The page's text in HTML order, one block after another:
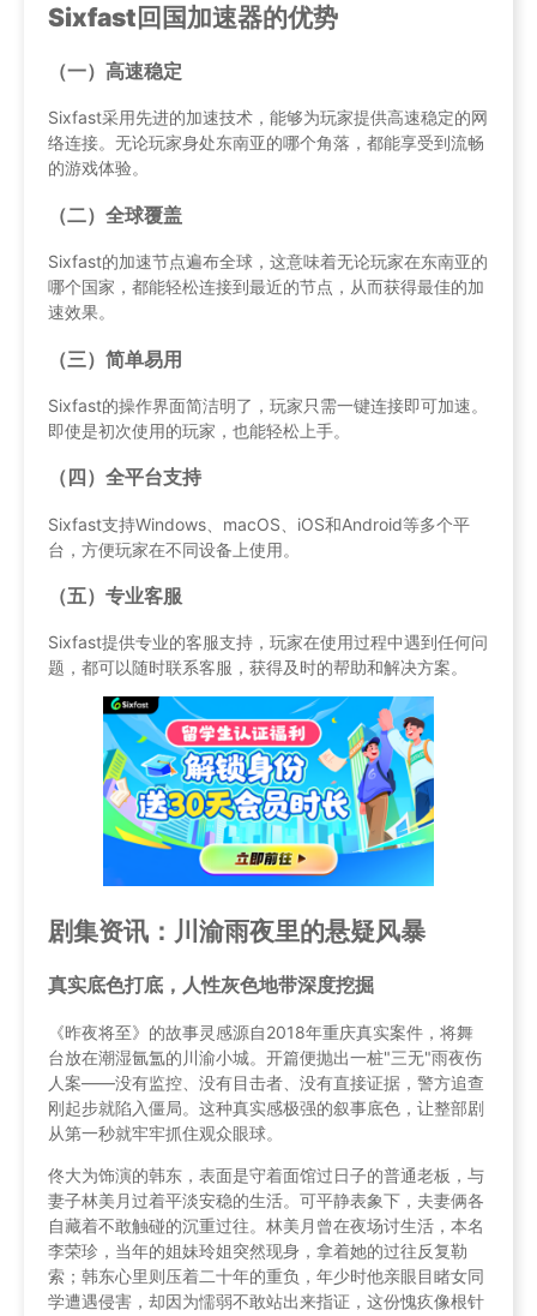
Sixfast回国加速器的优势
（一）高速稳定
Sixfast采用先进的加速技术，能够为玩家提供高速稳定的网
络连接。无论玩家身处东南亚的哪个角落，都能享受到流畅
的游戏体验。
（二）全球覆盖
Sixfast的加速节点遍布全球，这意味着无论玩家在东南亚的
哪个国家，都能轻松连接到最近的节点，从而获得最佳的加
速效果。
（三）简单易用
Sixfast的操作界面简洁明了，玩家只需一键连接即可加速。
即使是初次使用的玩家，也能轻松上手。
（四）全平台支持
Sixfast支持Windows、macOS、iOS和Android等多个平
台，方便玩家在不同设备上使用。
（五）专业客服
Sixfast提供专业的客服支持，玩家在使用过程中遇到任何问
题，都可以随时联系客服，获得及时的帮助和解决方案。
剧集资讯：川渝雨夜里的悬疑风暴
真实底色打底，人性灰色地带深度挖掘
《昨夜将至》的故事灵感源自2018年重庆真实案件，将舞
台放在潮湿氤氲的川渝小城。开篇便抛出一桩"三无"雨夜伤
人案——没有监控、没有目击者、没有直接证据，警方追查
刚起步就陷入僵局。这种真实感极强的叙事底色，让整部剧
从第一秒就牢牢抓住观众眼球。
佟大为饰演的韩东，表面是守着面馆过日子的普通老板，与
妻子林美月过着平淡安稳的生活。可平静表象下，夫妻俩各
自藏着不敢触碰的沉重过往。林美月曾在夜场讨生活，本名
李荣珍，当年的姐妹玲姐突然现身，拿着她的过往反复勒
索；韩东心里则压着二十年的重负，年少时他亲眼目睹女同
学遭遇侵害，却因为懦弱不敢站出来指证，这份愧疚像根针